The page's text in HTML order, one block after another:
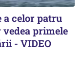
a celor patru
primele
- VIDEO